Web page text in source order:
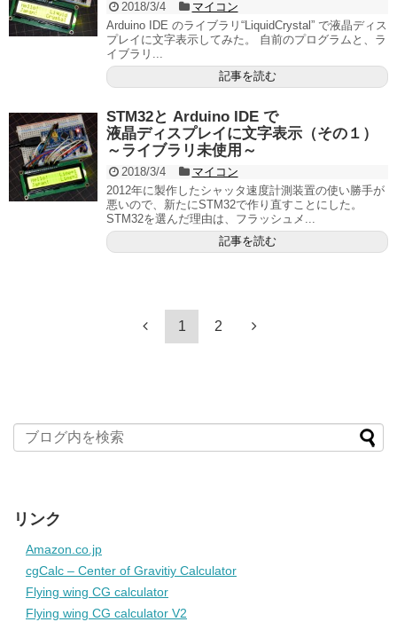
2018/3/4
マイコン
Arduino IDE のライブラリ“LiquidCrystal” で液晶ディス
プレイに文字表示してみた。 自前のプログラムと、ラ
イブラリ...
記事を読む
STM32と Arduino IDE で
液晶ディスプレイに文字表示（その１）
～ライブラリ未使用～
2018/3/4
マイコン
2012年に製作したシャッタ速度計測装置の使い勝手が
悪いので、新たにSTM32で作り直すことにした。
STM32を選んだ理由は、フラッシュメ...
記事を読む
1 2
リンク
Amazon.co.jp
cgCalc – Center of Gravitiy Calculator
Flying wing CG calculator
Flying wing CG calculator V2